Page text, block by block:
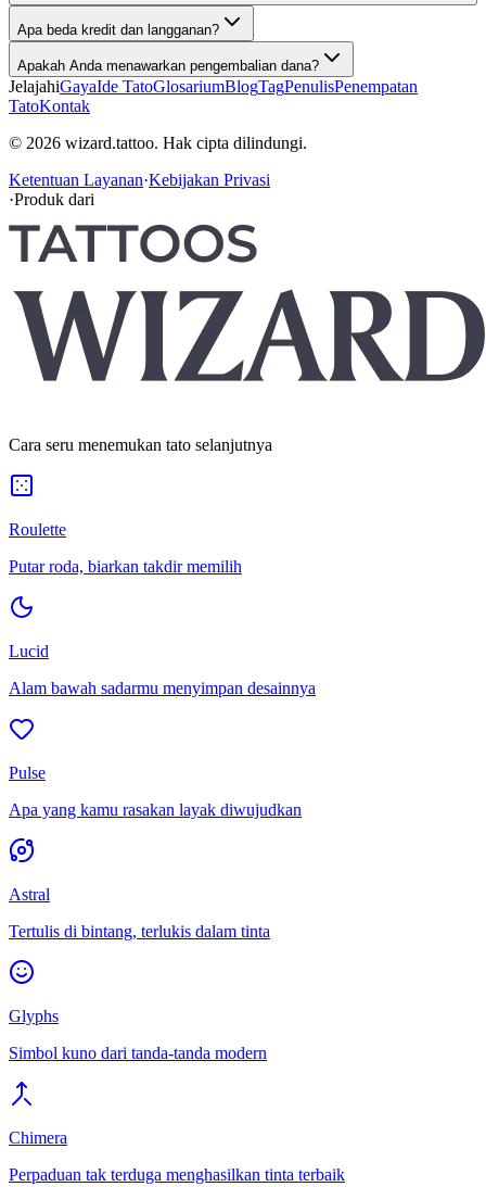
Apa beda kredit dan langganan?
Apakah Anda menawarkan pengembalian dana?
JelajahiGayaIde TatoGlosariumBlogTagPenulisPenempatan
TatoKontak
© 2026 wizard.tattoo. Hak cipta dilindungi.
Ketentuan Layanan·Kebijakan Privasi
·Produk dari
Cara seru menemukan tato selanjutnya
Roulette
Putar roda, biarkan takdir memilih
Lucid
Alam bawah sadarmu menyimpan desainnya
Pulse
Apa yang kamu rasakan layak diwujudkan
Astral
Tertulis di bintang, terlukis dalam tinta
Glyphs
Simbol kuno dari tanda-tanda modern
Chimera
Perpaduan tak terduga menghasilkan tinta terbaik